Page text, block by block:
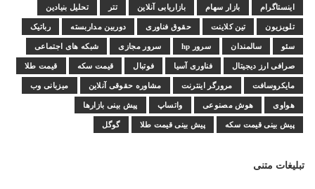
اینستاگرام بازار سهام بازاریابی آنلاین تتر تحلیل بنیادین
تلویزیون تین کلاینت حقوق فناوری دوربین مداربسته رباتیک
سئو سالمندان سرور hp سرور مجازی شبکه های اجتماعی
صرافی ارز دیجیتال فناوری آسیا فوتبال قیمت سکه قیمت طلا
مایکروسافت مرورگر اینترنت مشاوره حقوقی آنلاین میزبانی وب
هواوی هوش مصنوعی واتساپ پیش بینی بازارها
پیش بینی قیمت سکه پیش بینی قیمت طلا گوگل
تبلیغات متنی